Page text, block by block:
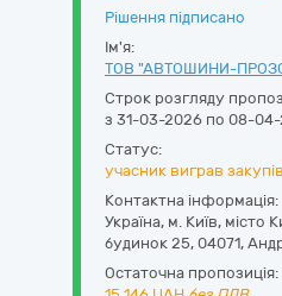
Рішення підписано
Ім'я:
ТОВ "АВТОШИНИ-
Строк розгляду
з 31-03-2026 по 08-
Статус:
учасник виграв
Контактна інформація:
Україна, м. Київ, місто
будинок 25, 04071,
Остаточна пропозиція: